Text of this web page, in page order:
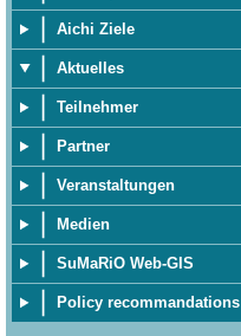
Aichi Ziele
Aktuelles
Teilnehmer
Partner
Veranstaltungen
Medien
SuMaRiO Web-GIS
Policy recommandations